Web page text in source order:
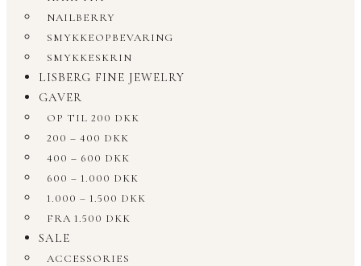
NAILBERRY
SMYKKEOPBEVARING
SMYKKESKRIN
LISBERG FINE JEWELRY
GAVER
OP TIL 200 DKK
200 – 400 DKK
400 – 600 DKK
600 – 1.000 DKK
1.000 – 1.500 DKK
FRA 1.500 DKK
SALE
ACCESSORIES